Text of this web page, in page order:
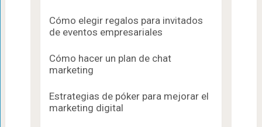
Cómo elegir regalos para invitados
de eventos empresariales
Cómo hacer un plan de chat
marketing
Estrategias de póker para mejorar el
marketing digital